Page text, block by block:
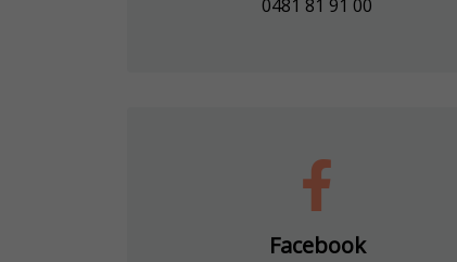
0481 81 91 00
Facebook